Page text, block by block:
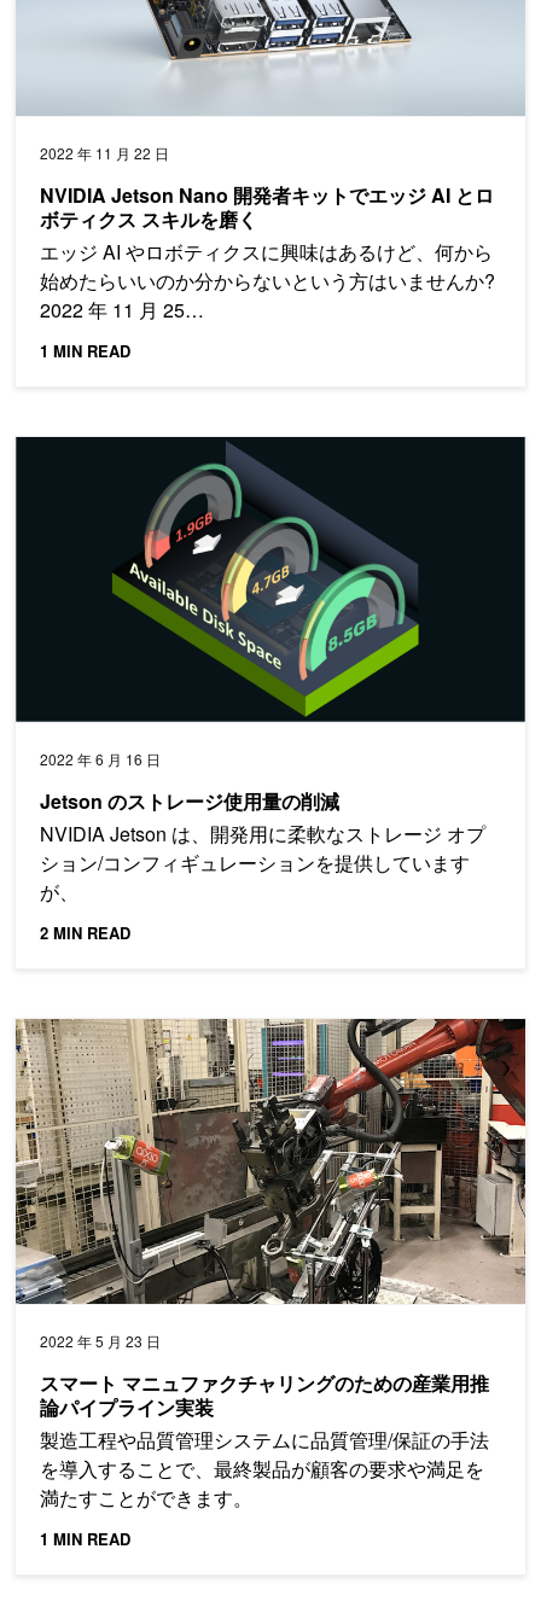
2022 年 11 月 22 日
NVIDIA Jetson Nano 開発者キットでエッジ AI とロ
ボティクス スキルを磨く
エッジ AI やロボティクスに興味はあるけど、何から
始めたらいいのか分からないという方はいませんか?
2022 年 11 月 25…
1 MIN READ
2022 年 6 月 16 日
Jetson のストレージ使用量の削減
NVIDIA Jetson は、開発用に柔軟なストレージ オプ
ション/コンフィギュレーションを提供しています
が、
2 MIN READ
Jetson のストレージ使用量の削減
2022 年 5 月 23 日
スマート マニュファクチャリングのための産業用推
論パイプライン実装
製造工程や品質管理システムに品質管理/保証の手法
を導入することで、最終製品が顧客の要求や満足を
満たすことができます。
1 MIN READ
スマート マニュファクチャリングのための産業用推論パイプラ